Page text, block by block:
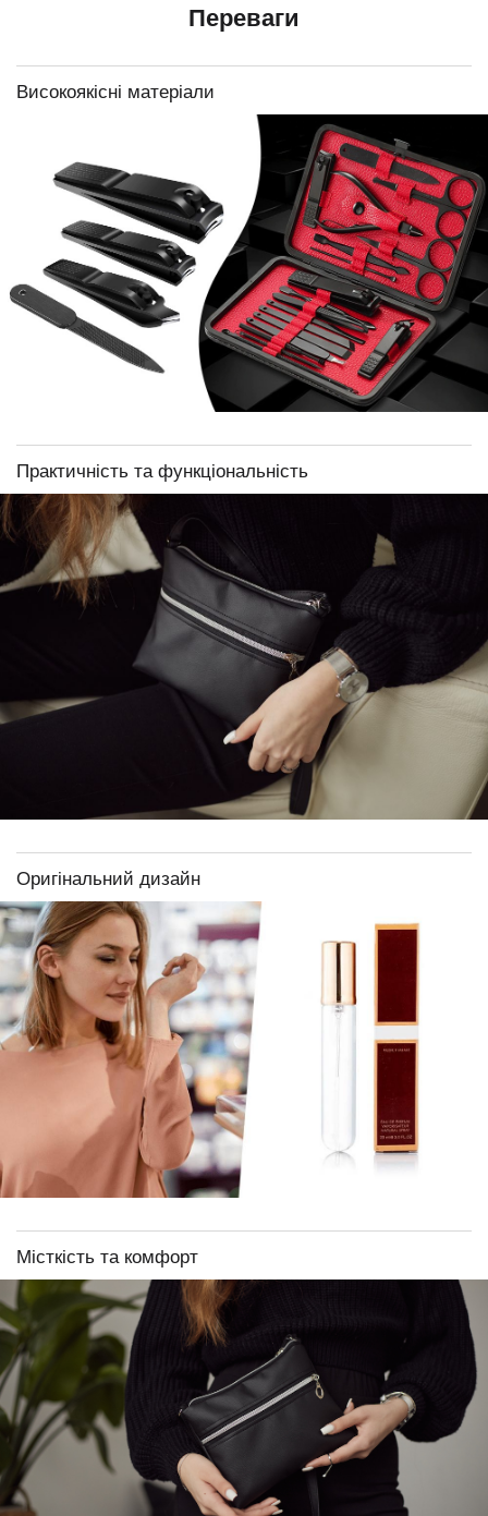
Переваги
Високоякісні матеріали
Практичність та функціональність
Оригінальний дизайн
Місткість та комфорт